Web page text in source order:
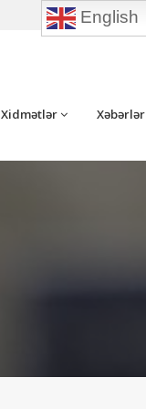
English
Xidmətlər Xəbərlər